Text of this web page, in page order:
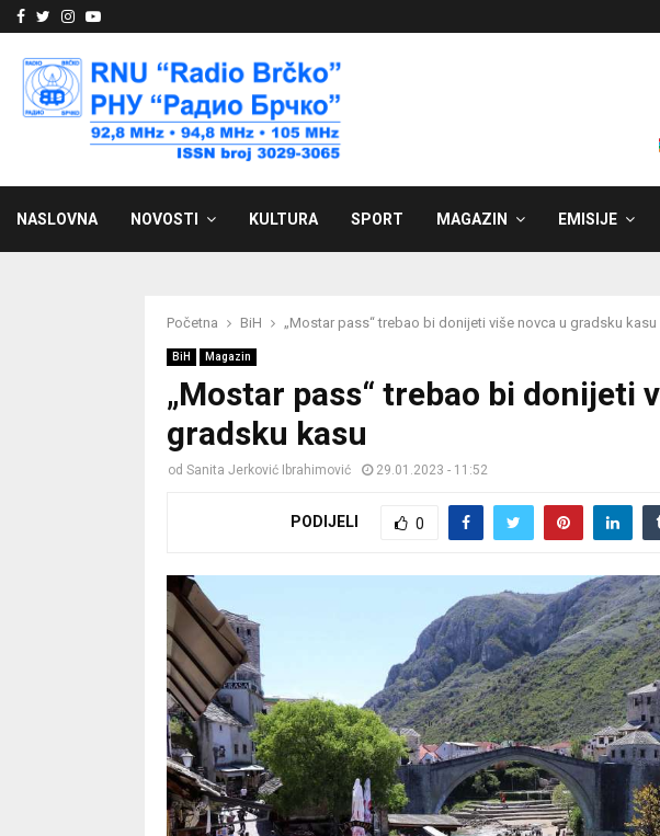
Facebook
Twitter
Instagram
Youtube
NASLOVNA NOVOSTI KULTURA SPORT MAGAZIN EMISIJE
Početna BiH „Mostar pass“ trebao bi donijeti više novca u gradsku kasu
BiH Magazin
„Mostar pass“ trebao bi donijeti
gradsku kasu
od Sanita Jerković Ibrahimović 29.01.2023 - 11:52
PODIJELI 0